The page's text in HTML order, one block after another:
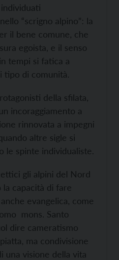
“scrigno alpino”: la
il bene comune, che
egoista, e il senso
tempi si fatica a
tipo di comunità.
della sfilata,
incoraggiamento a
rinnovata a impegni
altre sigle si
le spinte individualiste.
gli alpini del Nord
capacità di fare
evangelica, come
mons. Santo
dire cameratismo
ma condivisione
una visione della vita